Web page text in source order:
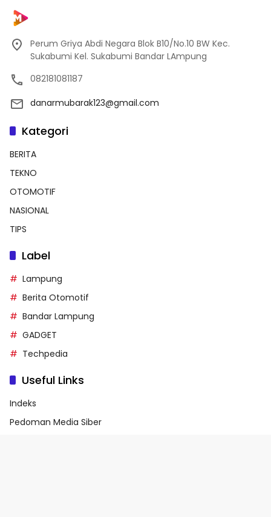
Perum Griya Abdi Negara Blok B10/No.10 BW Kec.
Sukabumi Kel. Sukabumi Bandar LAmpung
082181081187
danarmubarak123@gmail.com
Kategori
BERITA
TEKNO
OTOMOTIF
NASIONAL
TIPS
Label
Lampung
Berita Otomotif
Bandar Lampung
GADGET
Techpedia
Useful Links
Indeks
Pedoman Media Siber